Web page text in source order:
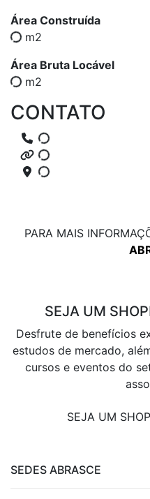
Área Construída
m2
Área Bruta Locável
m2
CONTATO
PARA MAIS
SEJA UM
Desfrute de benefícios
estudos de mercado,
cursos e eventos do
SEJA UM
SEDES ABRASCE